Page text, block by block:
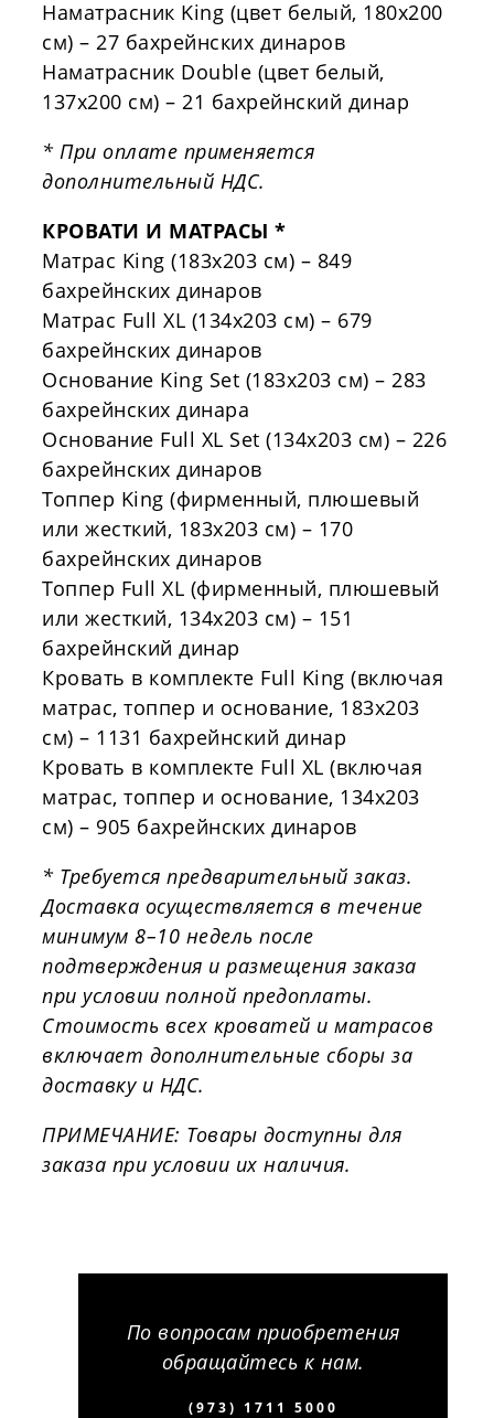
Наматрасник King (цвет белый, 180x200
см) – 27 бахрейнских динаров
Наматрасник Double (цвет белый,
137x200 см) – 21 бахрейнский динар
* При оплате применяется
дополнительный НДС.
КРОВАТИ И МАТРАСЫ *
Матрас King (183x203 см) – 849
бахрейнских динаров
Матрас Full XL (134x203 см) – 679
бахрейнских динаров
Основание King Set (183x203 см) – 283
бахрейнских динара
Основание Full XL Set (134x203 см) – 226
бахрейнских динаров
Топпер King (фирменный, плюшевый
или жесткий, 183x203 см) – 170
бахрейнских динаров
Топпер Full XL (фирменный, плюшевый
или жесткий, 134x203 см) – 151
бахрейнский динар
Кровать в комплекте Full King (включая
матрас, топпер и основание, 183x203
см) – 1131 бахрейнский динар
Кровать в комплекте Full XL (включая
матрас, топпер и основание, 134x203
см) – 905 бахрейнских динаров
* Требуется предварительный заказ.
Доставка осуществляется в течение
минимум 8–10 недель после
подтверждения и размещения заказа
при условии полной предоплаты.
Стоимость всех кроватей и матрасов
включает дополнительные сборы за
доставку и НДС.
ПРИМЕЧАНИЕ: Товары доступны для
заказа при условии их наличия.
По вопросам приобретения
обращайтесь к нам.
(973) 1711 5000